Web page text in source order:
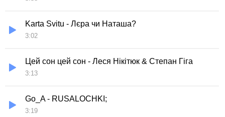
Karta Svitu - Лєра чи Наташа?
3:02
Цей сон цей сон - Леся Нікітюк & Степан Гіга
3:13
Go_A - RUSALOCHKI;
3:19